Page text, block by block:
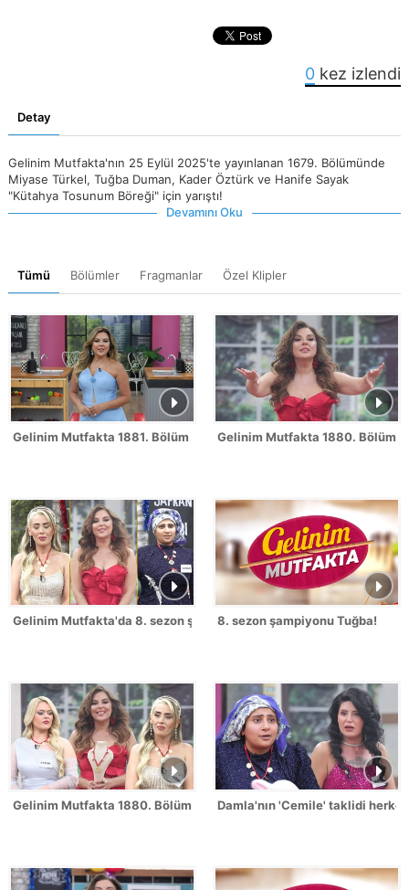
0 kez izlendi
Detay
Gelinim Mutfakta'nın 25 Eylül 2025'te yayınlanan 1679. Bölümünde
Miyase Türkel, Tuğba Duman, Kader Öztürk ve Hanife Sayak
"Kütahya Tosunum Böreği" için yarıştı!
Devamını Oku
Tümü Bölümler Fragmanlar Özel Klipler
Gelinim Mutfakta 1881. Bölüm FragmanıGelinim Mutfakta 1880. Bölüm /
Gelinim Mutfakta'da 8. sezon şampiyonu kim oldu?
8. sezon şampiyonu Tuğba!
Gelinim Mutfakta 1880. Bölümde gün birincisi kim oldu?
Damla'nın 'Cemile' taklidi